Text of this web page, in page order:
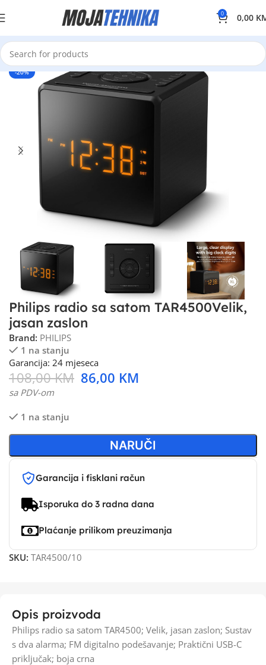
0 0,00
-20%
Philips radio sa satom TAR4500Velik,
jasan zaslon
Brand: PHILIPS
1 na stanju
Garancija: 24 mjeseca
108,00KM 86,00 KM
sa PDV-om
1 na stanju
NARUČI
Garancija i fisklani račun
Isporuka do 3 radna dana
Plaćanje prilikom preuzimanja
SKU: TAR4500/10
Opis proizvoda
Philips radio sa satom TAR4500; Velik, jasan zaslon; Sustav
s dva alarma; FM digitalno podešavanje; Praktični USB-C
priključak; boja crna